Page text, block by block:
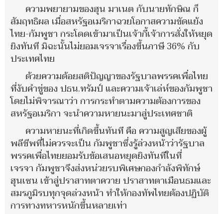
ความพยายามของฮุน มาเนต กับนายทักษิณ ก็
สัมฤทธิผล เมื่อสหรัฐอเมริกาฉวยโอกาสความขัดแย้ง
ไทย-กัมพูชา กระโดดเข้ามาเป็นเจ้ากี้เจ้าการสั่งให้หยุด
ยิงทันที มิฉะนั้นไม่ยอมเจรจาเรื่องขึ้นภาษี 36% กับ
ประเทศไทย
ด้วยความด้อยสติปัญญาของรัฐบาลพรรคเพื่อไทย
ที่งับคำขู่ของ ปธน.ทรัมป์ และความเจ้าเล่ห์ของกัมพูชา
โดยไม่พิจารณาว่า การกระทำตามความต้องการของ
สหรัฐอเมริกา จะนำความหายนะมาสู่ประเทศชาติ
ความหายนะที่เกิดขึ้นทันที คือ ความสูญเสียของผู้
พลีชีพที่ไม่ควรจะเป็น กัมพูชาซึ่งรู้ล่วงหน้าว่ารัฐบาล
พรรคเพื่อไทยยอมรับข้อเสนอหยุดยิงทันทีในที่
เจรจา กัมพูชาจึงส่งหน่วยรบพิเศษกองกำลังพิทักษ์
ฮุนเซน เข้าสู่ปราสาทตาควาย ปราสาทตาเมือนธมและ
สมรภูมิรบทุกจุดล่วงหน้า ทำให้กองทัพไทยต้องปฏิบัติ
การทางทหารหนักขึ้นหลายเท่า